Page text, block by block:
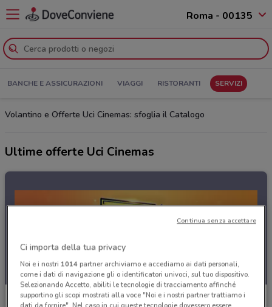
Roma - 00135
BANCHE E ASSICURAZIONI VIAGGI RISTORANTI SERVIZI
Volantino e Offerte Uci Cinemas: sfoglia il Catalogo
Ultime offerte Uci Cinemas
Uci Cinemas
Ci importa della tua privacy
Noi e i nostri 1014partner archiviamo e accediamo ai dati personali,
come i dati di navigazione gli o identificatori univoci, sul tuo dispositivo.
Selezionando Accetto, abiliti le tecnologie di tracciamento affinché
supportino gli scopi mostrati alla voce "Noi e i nostri partner trattiamo i
Continua senza accettare